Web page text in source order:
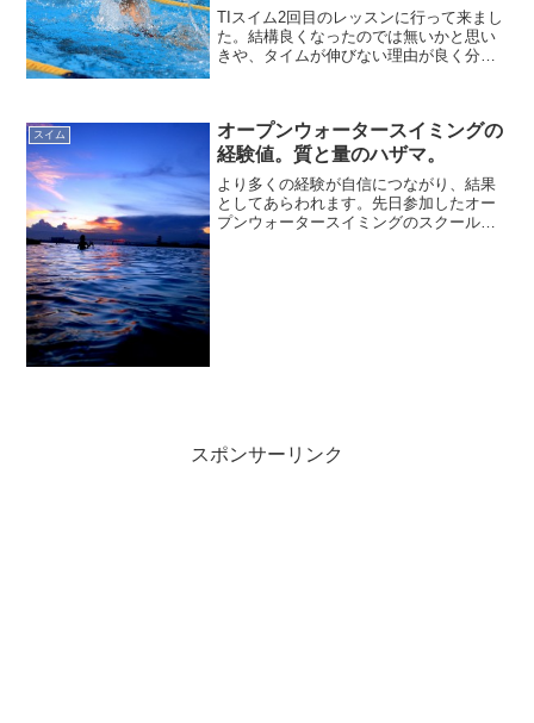
TIスイム2回目のレッスンに行って来まし
た。結構良くなったのでは無いかと思い
きや、タイムが伸びない理由が良く分か
て前後バランスが悪く...
スイム
オープンウォータースイミングの
経験値。質と量のハザマ。
より多くの経験が自信につながり、結果
としてあらわれます。先日参加したオー
プンウォータースイミングのスクール初
スポンサーリンク